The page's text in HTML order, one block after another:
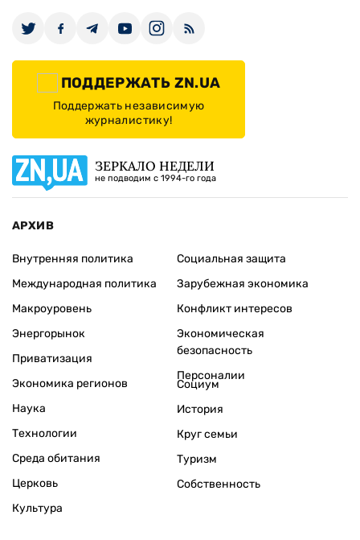
ПОДДЕРЖАТЬ ZN.UA
Поддержать независимую
журналистику!
ЗЕРКАЛО НЕДЕЛИ
не подводим с 1994-го года
АРХИВ
Внутренняя политика
Международная политика
Макроуровень
Энергорынок
Приватизация
Экономика регионов
Социальная защита
Зарубежная экономика
Конфликт интересов
Экономическая
безопасность
Персоналии
Наука
Технологии
Среда обитания
Церковь
Культура
Социум
История
Круг семьи
Туризм
Собственность